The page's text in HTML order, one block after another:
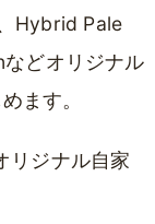
Hybrid Pale
どオリジナル
ます。
リジナル自家